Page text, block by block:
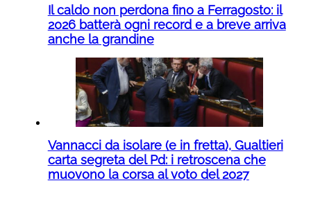
Il caldo non perdona fino a Ferragosto: il
2026 batterà ogni record e a breve arriva
anche la grandine
Vannacci da isolare (e in fretta), Gualtieri
carta segreta del Pd: i retroscena che
muovono la corsa al voto del 2027